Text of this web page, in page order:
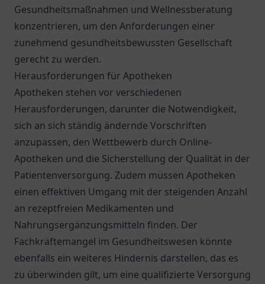
Gesundheitsmaßnahmen und Wellnessberatung
konzentrieren, um den Anforderungen einer
zunehmend gesundheitsbewussten Gesellschaft
gerecht zu werden.
Herausforderungen für Apotheken
Apotheken stehen vor verschiedenen
Herausforderungen, darunter die Notwendigkeit,
sich an sich ständig ändernde Vorschriften
anzupassen, den Wettbewerb durch Online-
Apotheken und die Sicherstellung der Qualität in der
Patientenversorgung. Zudem müssen Apotheken
einen effektiven Umgang mit der steigenden Anzahl
an rezeptfreien Medikamenten und
Nahrungsergänzungsmitteln finden. Der
Fachkräftemangel im Gesundheitswesen könnte
ebenfalls ein weiteres Hindernis darstellen, das es
zu überwinden gilt, um eine qualifizierte Versorgung